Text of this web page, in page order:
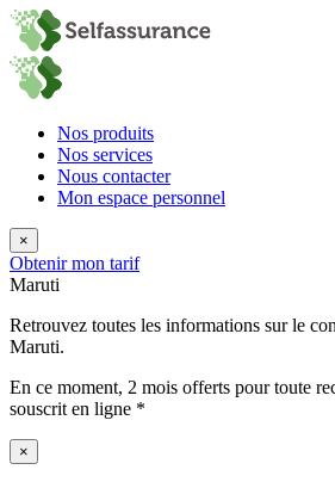
Nos produits
Nos services
Nous contacter
Mon espace personnel
×
Obtenir mon tarif
Maruti
Retrouvez toutes les informations sur le
Maruti.
En ce moment, 2 mois offerts pour toute
souscrit en ligne *
×